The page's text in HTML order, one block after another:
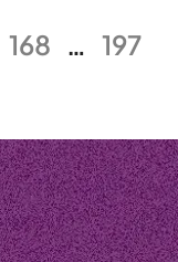
168 … 197